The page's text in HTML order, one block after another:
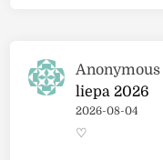
Anonymous
liepa 2026
2026-08-04
♡